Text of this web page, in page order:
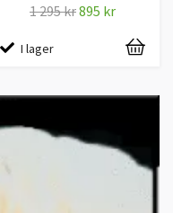
1 295 kr895 kr
I lager